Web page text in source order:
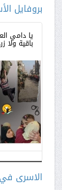
بروفايل
يا دامي
باقية ولا
الاسرى في